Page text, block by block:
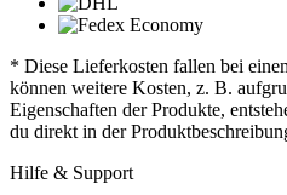
* Diese Lieferkosten fallen bei
können weitere Kosten, z. B.
Eigenschaften der Produkte,
du direkt in der
Hilfe & Support